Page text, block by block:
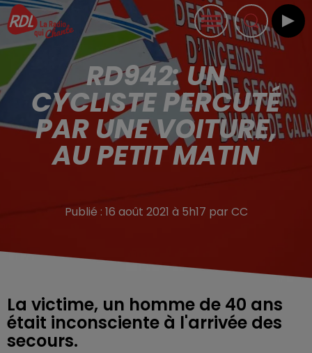
RD942: UN
CYCLISTE PERCUTÉ
PAR UNE VOITURE,
AU PETIT MATIN
Publié : 16 août 2021 à 5h17 par CC
La victime, un homme de 40 ans
était inconsciente à l'arrivée des
secours.